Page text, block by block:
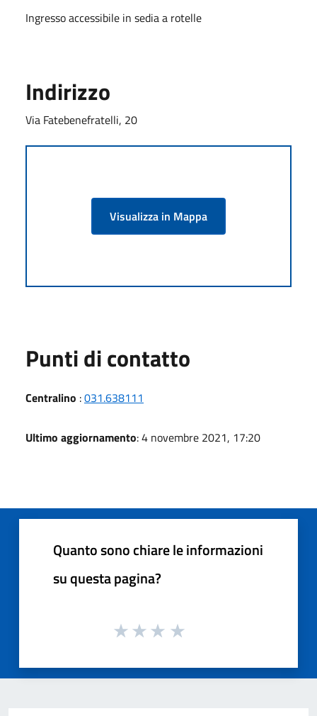
Ingresso accessibile in sedia a rotelle
Indirizzo
Via Fatebenefratelli, 20
Visualizza in Mappa
Punti di contatto
Centralino :031.638111
Ultimo aggiornamento: 4 novembre 2021, 17:20
Quanto sono chiare le informazioni
su questa pagina?